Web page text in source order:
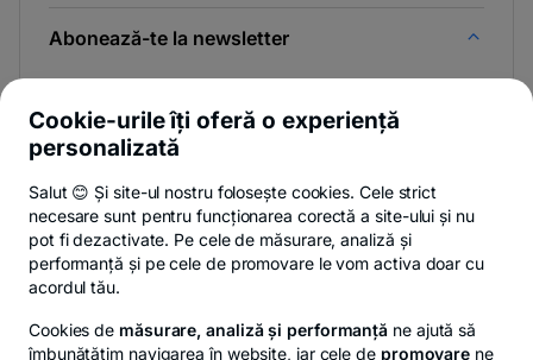
Abonează-te la newsletter
Poți renunța oricând,vezi detalii-
opens
in
a
.
Privacy Hub - opens in a new tab
Politica de confidențialitate- opens in a new
Politica de cookies
Cookie-urile îți oferă o experiență
personalizată
Salut 😊 Și site-ul nostru folosește cookies. Cele strict
necesare sunt pentru funcționarea corectă a site-ului și nu
pot fi dezactivate. Pe cele de măsurare, analiză și
performanță și pe cele de promovare le vom activa doar cu
acordul tău.
Cookies de măsurare, analiză și performanță ne ajută să
îmbunătățim navigarea în website, iar cele de promovare ne